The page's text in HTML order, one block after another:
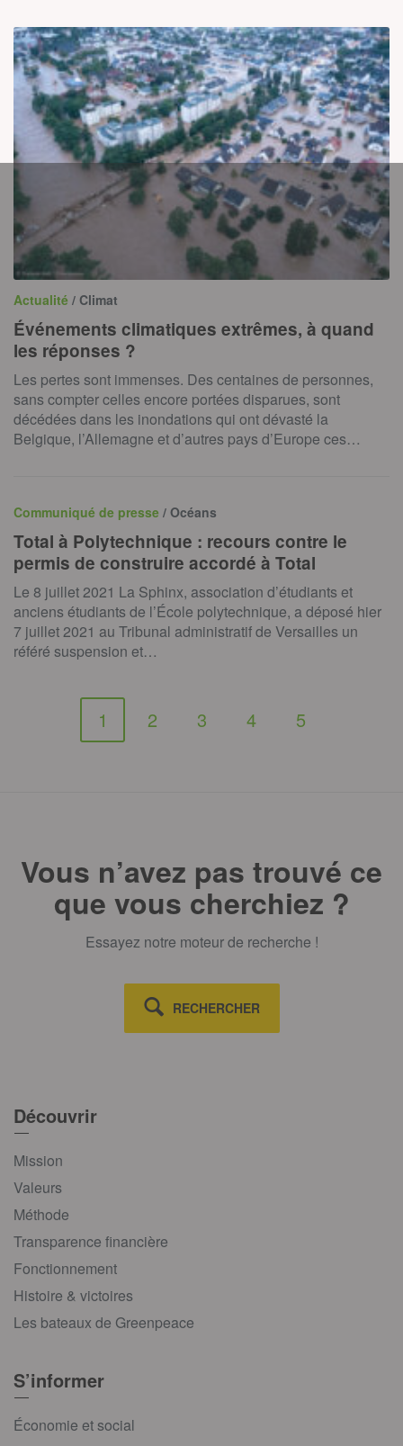
Actualité / Climat
Événements climatiques extrêmes, à quand
les réponses ?
Les pertes sont immenses. Des centaines de personnes,
sans compter celles encore portées disparues, sont
décédées dans les inondations qui ont dévasté la
Belgique, l’Allemagne et d’autres pays d’Europe ces…
Communiqué de presse / Océans
Total à Polytechnique : recours contre le
permis de construire accordé à Total
Le 8 juillet 2021 La Sphinx, association d’étudiants et
anciens étudiants de l’École polytechnique, a déposé hier
7 juillet 2021 au Tribunal administratif de Versailles un
référé suspension et…
1 2 3 4 5
Vous n’avez pas trouvé ce
que vous cherchiez ?
Essayez notre moteur de recherche !
RECHERCHER
Découvrir
Mission
Valeurs
Méthode
Transparence financière
Fonctionnement
Histoire & victoires
Les bateaux de Greenpeace
S’informer
Économie et social